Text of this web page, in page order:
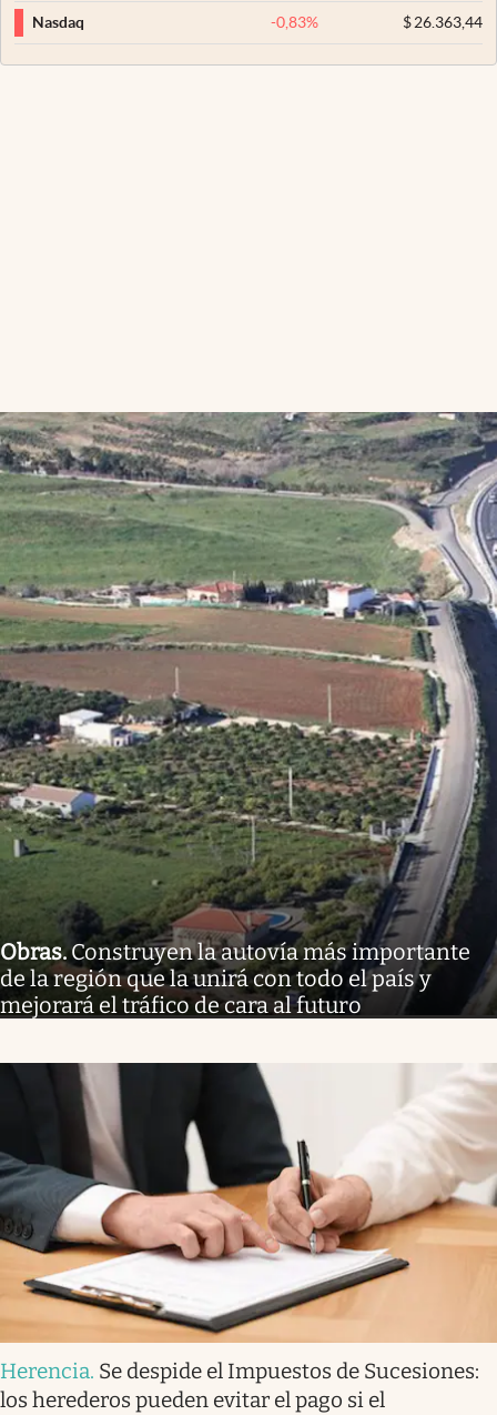
Nasdaq -0,83% $26.363,44
Obras.Construyen la autovía más importante
de la región que la unirá con todo el país y
mejorará el tráfico de cara al futuro
Herencia. Se despide el Impuestos de Sucesiones:
los herederos pueden evitar el pago si el